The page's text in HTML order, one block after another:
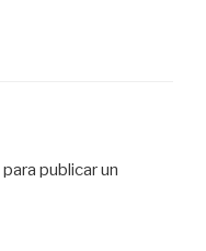
para publicar un